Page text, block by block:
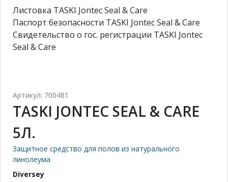
Листовка TASKI Jontec Seal & Care
Паспорт безопасности TASKI Jontec Seal & Care
Свидетельство о гос. регистрации TASKI Jontec
Seal & Care
Артикул: 700481
TASKI JONTEC SEAL & CARE
5Л.
Защитное средство для полов из натурального
линолеума
Diversey